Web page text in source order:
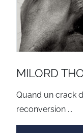
MILORD
Quand un crack
reconversion ...